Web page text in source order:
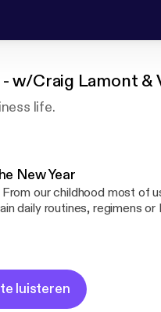
- w/Craig Lamont
life.
New Year
our childhood most of
daily routines, regimens
of these prolific people
luisteren